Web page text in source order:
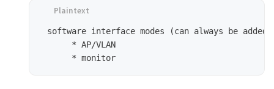
software interface modes (can always be
      * AP/VLAN